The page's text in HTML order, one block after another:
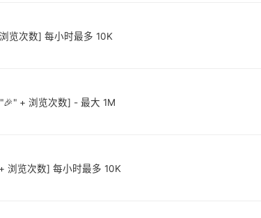
览次数] 每小时最多 10K
+ 浏览次数] - 最大 1M
览次数] 每小时最多 10K